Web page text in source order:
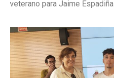
veterano para Jaime Espadiña